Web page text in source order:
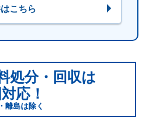
こちら
処分・回収は
応！
離島は除く